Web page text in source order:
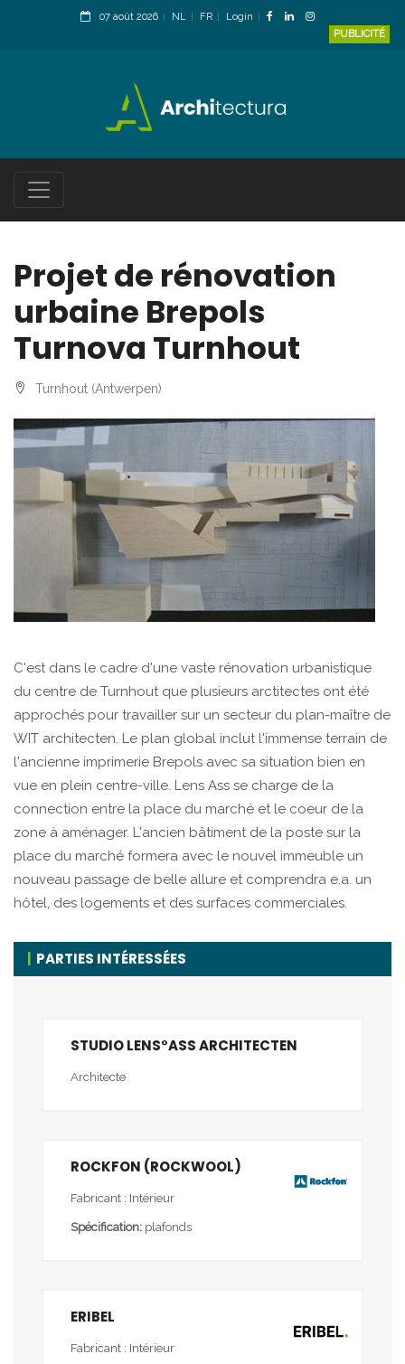
07 août 2026 NL FR
Login
PUBLICITÉ
Projet de rénovation
urbaine Brepols
Turnova Turnhout
Turnhout (Antwerpen)
C'est dans le cadre d'une vaste rénovation urbanistique
du centre de Turnhout que plusieurs arctitectes ont été
approchés pour travailler sur un secteur du plan-maître de
WIT architecten. Le plan global inclut l'immense terrain de
l'ancienne imprimerie Brepols avec sa situation bien en
vue en plein centre-ville. Lens Ass se charge de la
connection entre la place du marché et le coeur de la
zone à aménager. L'ancien bâtiment de la poste sur la
place du marché formera avec le nouvel immeuble un
nouveau passage de belle allure et comprendra e.a. un
hôtel, des logements et des surfaces commerciales.
PARTIES INTÉRESSÉES
STUDIO LENS°ASS ARCHITECTEN
Architecte
ROCKFON (ROCKWOOL)
Fabricant : Intérieur
Spécification: plafonds
ERIBEL
Fabricant : Intérieur